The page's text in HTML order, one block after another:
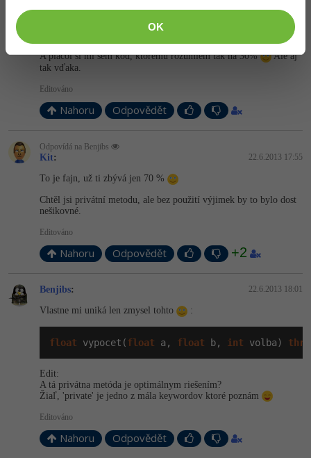
OK
Benjibs: 22.6.2013 17:48
@kit
A placol si mi sem kód, ktorému rozumiem tak na 30%
Ale aj
tak vďaka.
Editováno
Nahoru Odpovědět
Odpovídá na Benjibs
Kit: 22.6.2013 17:55
To je fajn, už ti zbývá jen 70 %
Chtěl jsi privátní metodu, ale bez použití výjimek by to bylo dost
nešikovné.
Editováno
Nahoru Odpovědět +2
Benjibs: 22.6.2013 18:01
Vlastne mi uniká len zmysel tohto :
float vypocet(float a, float b, int volba)
Edit:
A tá privátna metóda je optimálnym riešením?
Žiaľ, 'private' je jedno z mála keywordov ktoré poznám
Editováno
Nahoru Odpovědět